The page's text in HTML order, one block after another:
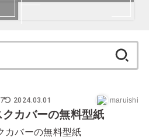
索:
2024.03.01 maruishi
クカバーの無料型紙